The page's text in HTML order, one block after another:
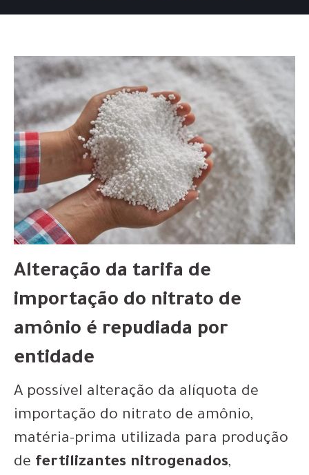
Alteração da tarifa de
importação do nitrato de
amônio é repudiada por
entidade
A possível alteração da alíquota de
importação do nitrato de amônio,
matéria-prima utilizada para produção
de fertilizantes nitrogenados,